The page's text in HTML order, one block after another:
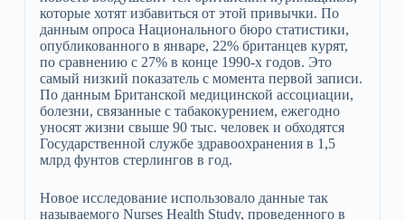
которые хотят избавиться от этой привычки. По
данным опроса Национального бюро статистики,
опубликованного в январе, 22% британцев курят,
по сравнению с 27% в конце 1990-х годов. Это
самый низкий показатель с момента первой записи.
По данным Британской медицинской ассоциации,
болезни, связанные с табакокурением, ежегодно
уносят жизни свыше 90 тыс. человек и обходятся
Государственной службе здравоохранения в 1,5
млрд фунтов стерлингов в год.
Новое исследование использовало данные так
называемого Nurses Health Study, проведенного в